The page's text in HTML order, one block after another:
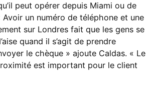
peut opérer depuis Miami ou de
Avoir un numéro de téléphone et une
sur Londres fait que les gens se
quand il s’agit de prendre
le chèque » ajoute Caldas. « Le
est important pour le client